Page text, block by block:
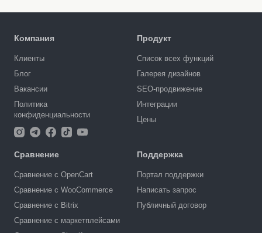
Компания
Клиенты
Блог
Вакансии
Политика
конфиденциальности
Продукт
Список всех функций
Галерея дизайнов
SEO-продвижение
Интеграции
Цены
Сравнение
Сравнение с OpenCart
Сравнение с WooCommerce
Сравнение с Bitrix
Сравнение с маркетплейсами
Поддержка
Портал поддержки
Написать запрос
Публичный договор